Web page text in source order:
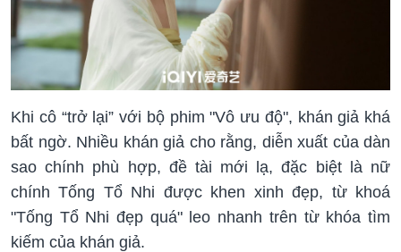
Khi cô “trở lại” với bộ phim "Vô ưu độ", khán giả khá
bất ngờ. Nhiều khán giả cho rằng, diễn xuất của dàn
sao chính phù hợp, đề tài mới lạ, đặc biệt là nữ
chính Tống Tổ Nhi được khen xinh đẹp, từ khoá
"Tống Tổ Nhi đẹp quá" leo nhanh trên từ khóa tìm
kiếm của khán giả.